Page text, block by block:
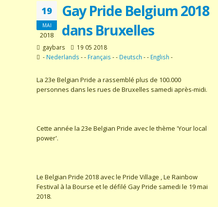
19
MAI
2018
Gay Pride Belgium 2018
dans Bruxelles
gaybars
19 05 2018
- Nederlands - - Français - - Deutsch - - English -
La 23e Belgian Pride a rassemblé plus de 100.000
personnes dans les rues de Bruxelles samedi après-midi.
Cette année la 23e Belgian Pride avec le thème 'Your local
power'.
Le Belgian Pride 2018 avec le Pride Village , Le Rainbow
Festival à la Bourse et le défilé Gay Pride samedi le 19 mai
2018.